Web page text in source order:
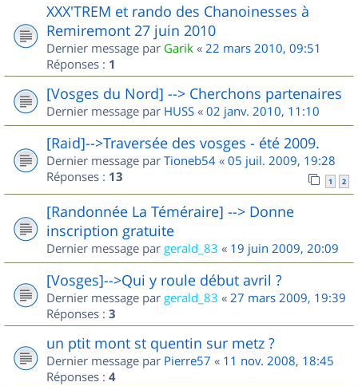
XXX'TREM et rando des Chanoinesses à
Remiremont 27 juin 2010
Dernier message par Garik « 22 mars 2010, 09:51
Réponses : 1
[Vosges du Nord] --> Cherchons partenaires
Dernier message par HUSS « 02 janv. 2010, 11:10
[Raid]-->Traversée des vosges - été 2009.
Dernier message par Tioneb54 « 05 juil. 2009, 19:28
Réponses : 13 1 2
[Randonnée La Téméraire] --> Donne
inscription gratuite
Dernier message par gerald_83 « 19 juin 2009, 20:09
[Vosges]-->Qui y roule début avril ?
Dernier message par gerald_83 « 27 mars 2009, 19:39
Réponses : 3
un ptit mont st quentin sur metz ?
Dernier message par Pierre57 « 11 nov. 2008, 18:45
Réponses : 4